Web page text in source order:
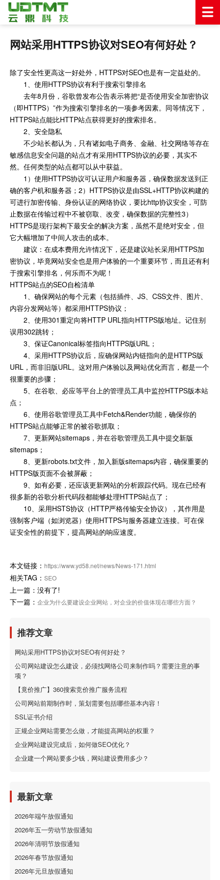
网站采用HTTPS协议对SEO有何好处？
除了安全性更高这一好处外，HTTPS对SEO也是有一定益处的。
1、使用HTTPS协议有利于搜索引擎排名
去年8月份，谷歌曾发布公告表示将把“是否使用安全加密协议
（即HTTPS）”作为搜索引擎排名的一项参考因素。同等情况下，
HTTPS站点能比HTTP站点获得更好的搜索排名。
2、安全隐私
不少站长都认为，只有诸如电子商务、金融、社交网络等存在
敏感信息安全问题的站点才有采用HTTPS协议的必要，其实不
然。任何类型的站点都可以从中获益。
1）使用HTTPS协议可认证用户和服务器，确保数据发送到正
确的客户机和服务器；2）HTTPS协议是由SSL+HTTP协议构建的
可进行加密传输、身份认证的网络协议，要比http协议安全，可防
止数据在传输过程中不被窃取、改变，确保数据的完整性3）
HTTPS是现行架构下最安全的解决方案，虽然不是绝对安全，但
它大幅增加了中间人攻击的成本。
建议：在成本费用允许情况下，还是建议站长采用HTTPS加
密协议，毕竟网站安全也是用户体验的一个重要环节，而且还有利
于搜索引擎排名，何乐而不为呢！
HTTPS站点的SEO自检清单
1、确保网站的每个元素（包括插件、JS、CSS文件、图片、
内容分发网站等）都采用HTTPS协议；
2、使用301重定向将HTTP URL指向HTTPS版地址。记住别
误用302跳转；
3、保证Canonical标签指向HTTPS版URL；
4、采用HTTPS协议后，应确保网站内链指向的是HTTPS版
URL，而非旧版URL。这对用户体验以及网站优化而言，都是一个
很重要的步骤；
5、在谷歌、必应等平台上的管理员工具中监控HTTPS版本站
点；
6、使用谷歌管理员工具中Fetch&Render功能，确保你的
HTTPS站点能够正常的被谷歌抓取；
7、更新网站sitemaps，并在谷歌管理员工具中提交新版
sitemaps；
8、更新robots.txt文件，加入新版sitemaps内容，确保重要的
HTTPS版页面不会被屏蔽；
9、如有必要，还应该更新网站的分析跟踪代码。现在已经有
很多新的谷歌分析代码段都能够处理HTTPS站点了；
10、采用HSTS协议（HTTP严格传输安全协议），其作用是
强制客户端（如浏览器）使用HTTPS与服务器建立连接。可在保
证安全性的前提下，提高网站的响应速度。
本文链接： https://www.yd58.net/news/News-171.html
相关TAG： SEO
上一篇：没有了!
下一篇： 企业为什么要建设企业网站，对企业的价值体现在哪些方面？
推荐文章
网站采用HTTPS协议对SEO有何好处？
公司网站建设怎么建设，必须找网络公司来制作吗？需要注意的事
项？
【竟价推广】360搜索竞价推广服务流程
公司网站前期制作时，策划需要包括哪些基本内容！
SSL证书介绍
正规企业网站需要怎么做，才能提高网站的权重？
企业网站建设完成后，如何做SEO优化？
企业建一个网站要多少钱，网站建设费用多少？
最新文章
2026年端午放假通知
2026年五一劳动节放假通知
2026年清明节放假通知
2026年春节放假通知
2026年元旦放假通知